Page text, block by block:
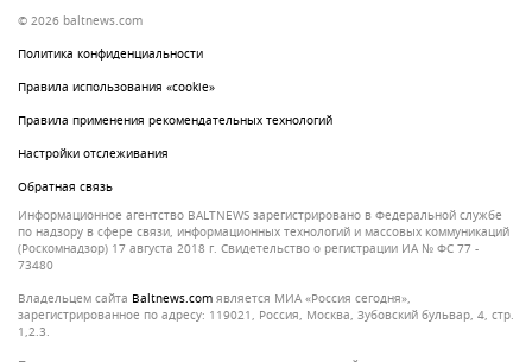
© 2026 baltnews.com
Политика конфиденциальности
Правила использования «cookie»
Правила применения рекомендательных технологий
Настройки отслеживания
Обратная связь
Информационное агентство BALTNEWS зарегистрировано в Федеральной службе
по надзору в сфере связи, информационных технологий и массовых коммуникаций
(Роскомнадзор) 17 августа 2018 г. Свидетельство о регистрации ИА № ФС 77 -
73480
Владельцем сайта
baltnews.com является МИА «Россия сегодня»,
зарегистрированное по адресу: 119021, Россия, Москва, Зубовский бульвар, 4, стр.
1,2.3.